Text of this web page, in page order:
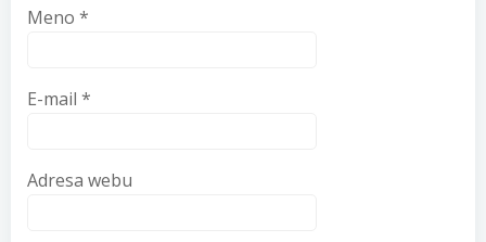
Meno *
E-mail *
Adresa webu